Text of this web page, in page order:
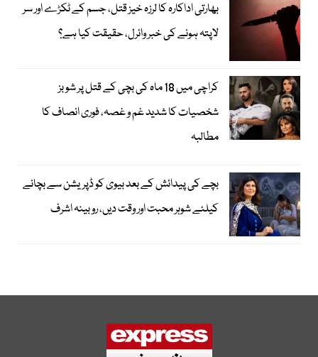
بھارتی اداکارہ کا لرزہ خیز قتل، جسم کے ٹکڑے اور سر
لاپتہ ہونے کی خبر وائرل، حقیقت کیا ہے؟
کراچی میں 18 ماہ کی بچی کے قتل پر شوبز
شخصیات کا شدید غم و غصہ، فوری انصاف کا
مطالبہ
بچے کی پیدائش کے بعد بیوی کو ڈپریشن سے بچانے
کیلئے شوہر محبت اور وقت دیں، روبینہ اشرف